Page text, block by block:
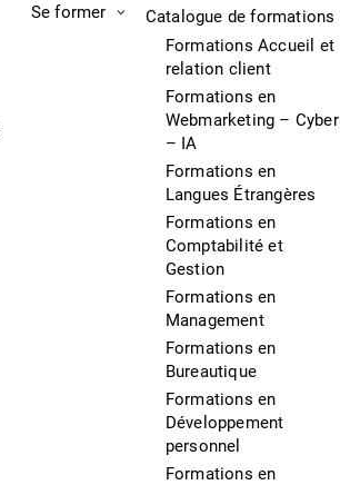
Se former
Catalogue de formations
Formations Accueil et
relation client
Formations en
Webmarketing – Cyber
– IA
Formations en
Langues Étrangères
Formations en
Comptabilité et
Gestion
Formations en
Management
Formations en
Bureautique
Formations en
Développement
personnel
Formations en